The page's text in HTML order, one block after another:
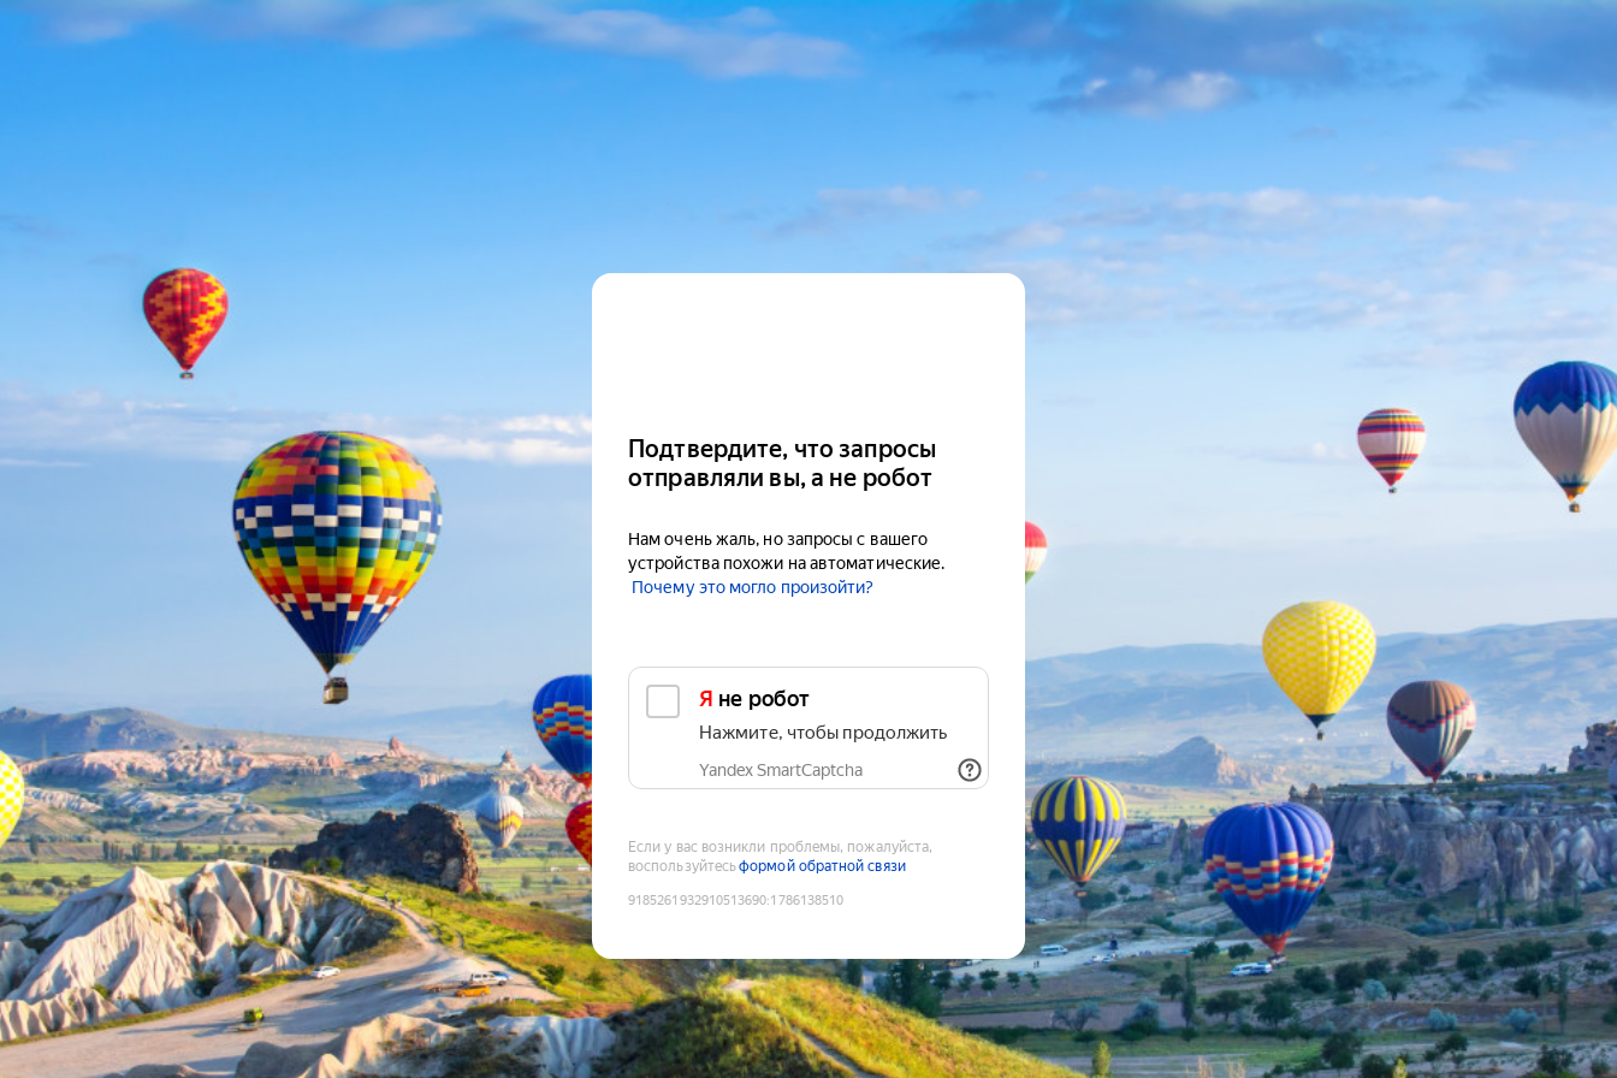
Подтвердите, что запросы
отправляли вы, а не робот
Нам очень жаль, но запросы с вашего
устройства похожи на автоматические.
Почему это могло произойти?
Я не робот
Нажмите, чтобы продолжить
Yandex SmartCaptcha
Если у вас возникли проблемы, пожалуйста,
воспользуйтесьформой обратной связи
9185261932910513690:1786138510